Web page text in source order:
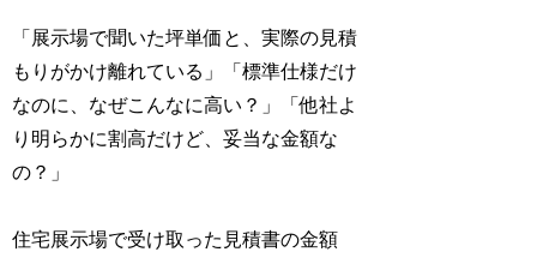
「展示場で聞いた坪単価と、実際の見積
もりがかけ離れている」「標準仕様だけ
なのに、なぜこんなに高い？」「他社よ
り明らかに割高だけど、妥当な金額な
の？」
住宅展示場で受け取った見積書の金額